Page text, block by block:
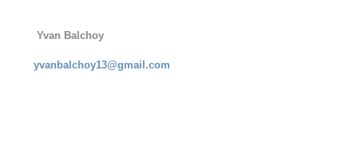
Yvan Balchoy
yvanbalchoy13@gmail.com